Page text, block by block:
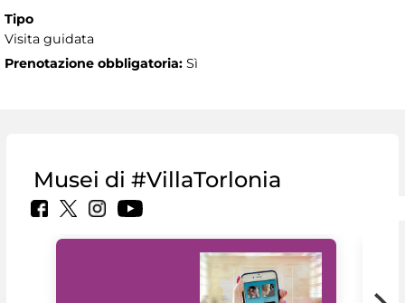
Tipo
Visita guidata
Prenotazione obbligatoria: Sì
Musei di #VillaTorlonia